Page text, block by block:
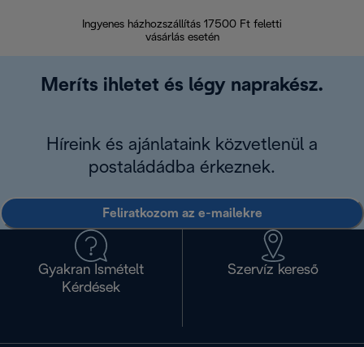
Ingyenes házhozszállítás 17500 Ft feletti
vásárlás esetén
Meríts ihletet és légy naprakész.
Híreink és ajánlataink közvetlenül a
postaládádba érkeznek.
Feliratkozom az e-mailekre
Gyakran Ismételt
Kérdések
Szervíz kereső